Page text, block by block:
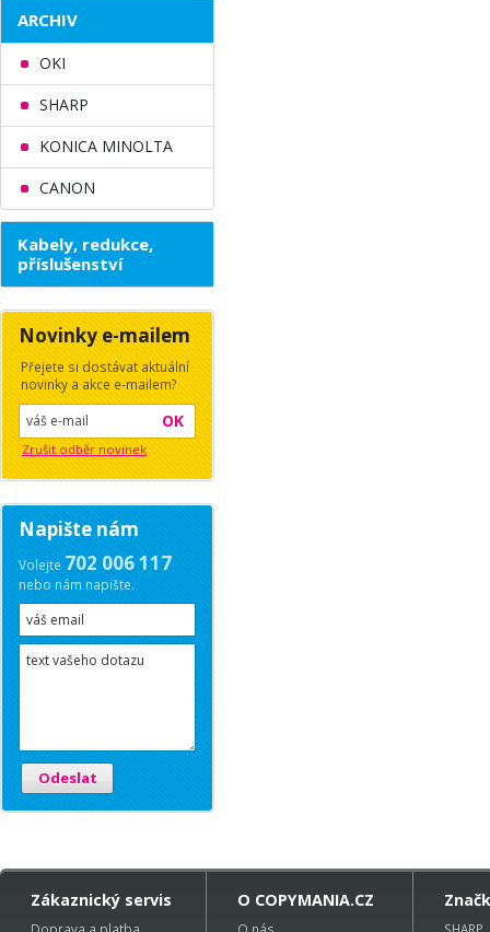
ARCHIV
OKI
SHARP
KONICA MINOLTA
CANON
Kabely, redukce,
příslušenství
Novinky e-mailem
Přejete si dostávat aktuální
novinky a akce e-mailem?
OK
Zrušit odběr novinek
Napište nám
Volejte702 006 117
nebo nám napište.
Odeslat
Zákaznický servis O COPYMANIA.CZ